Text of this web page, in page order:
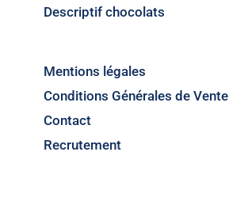
Descriptif chocolats
Mentions légales
Conditions Générales de Vente
Contact
Recrutement